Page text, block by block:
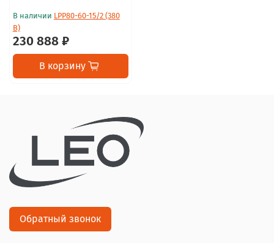
В наличии LPP80-60-15/2 (380
В)
230 888 ₽
В корзину
Обратный звонок